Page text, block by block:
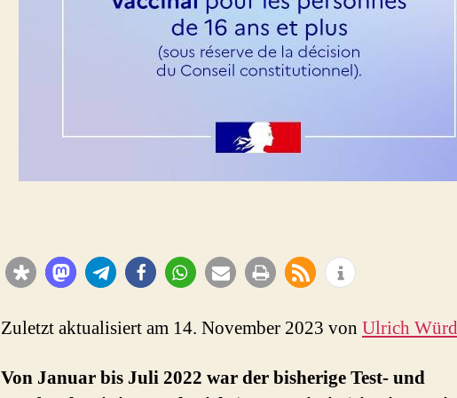
Zuletzt aktualisiert am 14. November 2023 von Ulrich
Von Januar bis Juli 2022 war der bisherige Test- und